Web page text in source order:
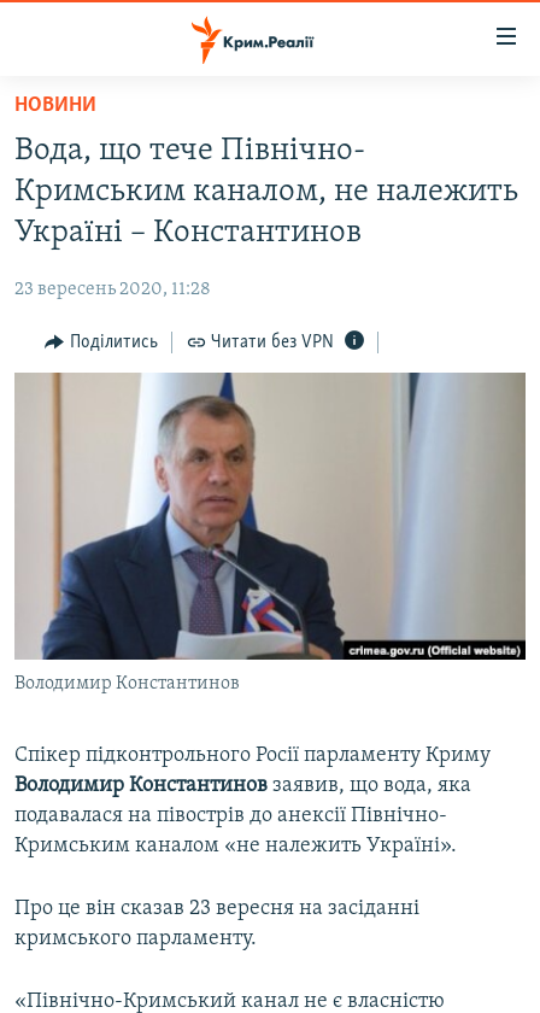
Перейти
основного
матеріалу
Перейти
до
основної
навігації
Перейти
до
ВОДА.КРИМ
ВІДЕО ТА ФОТО
БЛОГИ
ПОГЛЯД
ВСЕ ЗА ДЕНЬ
СПЕЦПРОЕКТИ
ВІДЕОУРОКИ «ELIFBE»
СВІДЧЕННЯ ОКУПАЦІЇ
УКРАЇНСЬКА ПРОБЛЕМА КРИМУ
ІНФОГРАФІКА
ЯК ОБІЙТИ БЛОКУВАННЯ
Русский
Qırımtatar
ДОЛУЧАЙСЯ!
Усі сайти RFE/RL
НОВИНИ
Вода, що тече Північно-
Кримським каналом, не належить
Україні – Константинов
23 вересень 2020, 11:28
Поділитись Читати без VPN
Володимир Константинов
Спікер підконтрольного Росії парламенту Криму
Володимир Константинов заявив, що вода, яка
подавалася на півострів до анексії Північно-
Кримським каналом «не належить Україні».
Про це він сказав 23 вересня на засіданні
кримського парламенту.
«Північно-Кримський канал не є власністю